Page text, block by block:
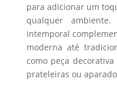
para adicionar um
qualquer
intemporal
moderna até
como peça
prateleiras ou